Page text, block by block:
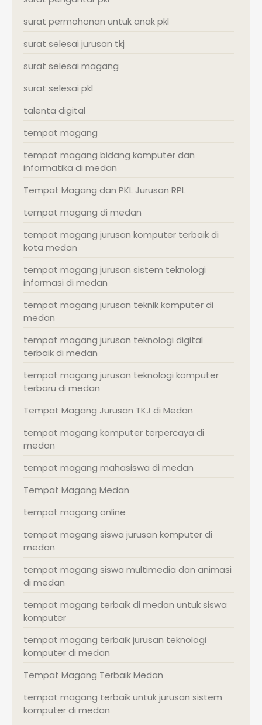
surat permohonan untuk anak pkl
surat selesai jurusan tkj
surat selesai magang
surat selesai pkl
talenta digital
tempat magang
tempat magang bidang komputer dan
informatika di medan
Tempat Magang dan PKL Jurusan RPL
tempat magang di medan
tempat magang jurusan komputer terbaik di
kota medan
tempat magang jurusan sistem teknologi
informasi di medan
tempat magang jurusan teknik komputer di
medan
tempat magang jurusan teknologi digital
terbaik di medan
tempat magang jurusan teknologi komputer
terbaru di medan
Tempat Magang Jurusan TKJ di Medan
tempat magang komputer terpercaya di
medan
tempat magang mahasiswa di medan
Tempat Magang Medan
tempat magang online
tempat magang siswa jurusan komputer di
medan
tempat magang siswa multimedia dan animasi
di medan
tempat magang terbaik di medan untuk siswa
komputer
tempat magang terbaik jurusan teknologi
komputer di medan
Tempat Magang Terbaik Medan
tempat magang terbaik untuk jurusan sistem
komputer di medan